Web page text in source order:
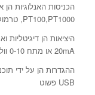
הכניסות האנלוגיות הן
PT100,PT1000, טרמוקפלים, 4-20, V ועוד
20mA או מתח 0-10 וולט
ההגדרות הן על ידי
USB פשוט